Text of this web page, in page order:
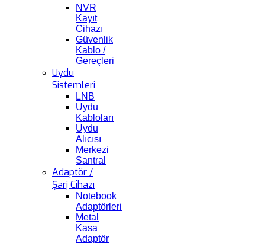
NVR
Kayıt
Cihazı
Güvenlik
Kablo /
Gereçleri
Uydu
Sistemleri
LNB
Uydu
Kabloları
Uydu
Alıcısı
Merkezi
Santral
Adaptör /
Şarj Cihazı
Notebook
Adaptörleri
Metal
Kasa
Adaptör